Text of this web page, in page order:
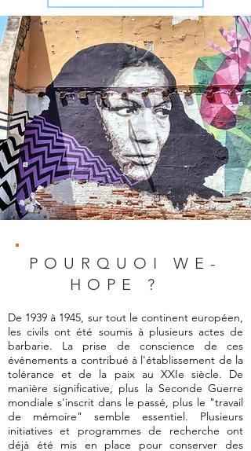
POURQUOI WE-
HOPE ?
De 1939 à 1945, sur tout le continent européen,
les civils ont été soumis à plusieurs actes de
barbarie. La prise de conscience de ces
événements a contribué à l'établissement de la
tolérance et de la paix au XXIe siècle. De
manière significative, plus la Seconde Guerre
mondiale s'inscrit dans le passé, plus le "travail
de mémoire" semble essentiel. Plusieurs
initiatives et programmes de recherche ont
déjà été mis en place pour conserver des